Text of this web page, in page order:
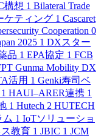
構想 1 Bilateral Trade
ケティング 1 Cascaret
Cooperation 0
2025 1 DXスター
品 1 EPA協定 1 FCB
Gunma Mobility DX
活用 1 Genki寿司ベ
1 HAUI–ARER連携 1
1 Hutech 2 HUTECH
ム 1 IoTソリューショ
教育 1 JBIC 1 JCM